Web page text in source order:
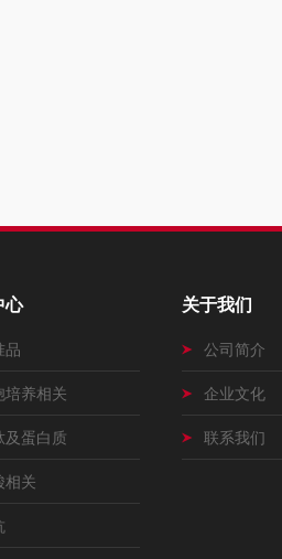
心
品
培养相关
及蛋白质
相关
关于我们
公司简介
企业文化
联系我们